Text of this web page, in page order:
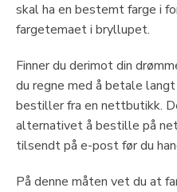
skal ha en bestemt farge i
fargetemaet i bryllupet.
Finner du derimot din
du regne med å betale
bestiller fra en nettbutikk.
alternativet å bestille på
tilsendt på e-post før du
På denne måten vet du at